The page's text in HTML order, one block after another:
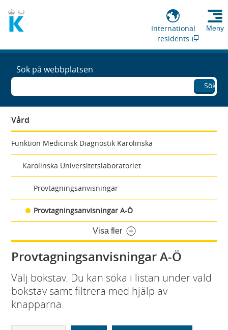
International
residents
Meny
Sök på webbplatsen
Sök
Vård
Funktion Medicinsk Diagnostik Karolinska
Karolinska Universitetslaboratoriet
Provtagningsanvisningar
Provtagningsanvisningar A-Ö
Visa fler
Provtagningsanvisningar A-Ö
Välj bokstav. Du kan söka i listan under vald
bokstav samt filtrera med hjälp av
knapparna.